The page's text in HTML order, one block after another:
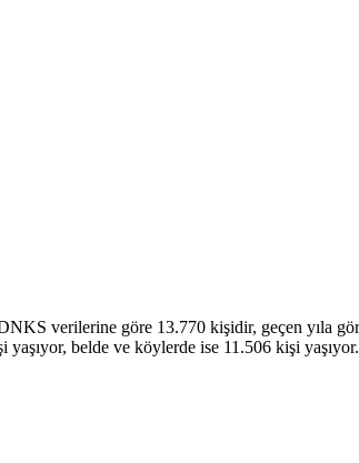
verilerine göre 13.770 kişidir, geçen yıla
belde ve köylerde ise 11.506 kişi yaşıyor.